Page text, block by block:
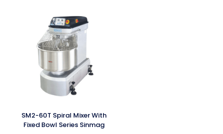
SM2-60T Spiral Mixer With
Fixed Bowl Series Sinmag